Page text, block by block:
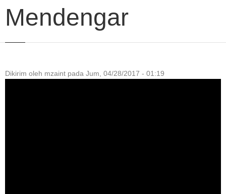
Mendengar
Dikirim oleh mzaint pada Jum, 04/28/2017 - 01:19